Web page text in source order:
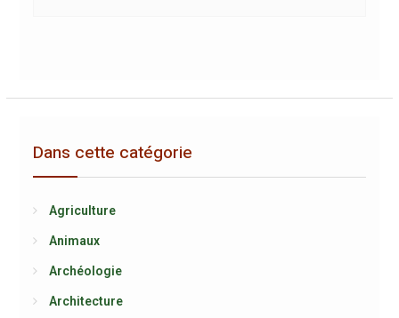
Dans cette catégorie
Agriculture
Animaux
Archéologie
Architecture